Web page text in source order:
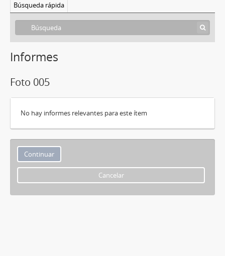
Búsqueda rápida
Informes
Foto 005
No hay informes relevantes para este ítem
Cancelar